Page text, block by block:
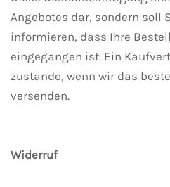
Angebotes dar, sondern soll
informieren, dass Ihre
eingegangen ist. Ein
zustande, wenn wir das
versenden.
Widerruf